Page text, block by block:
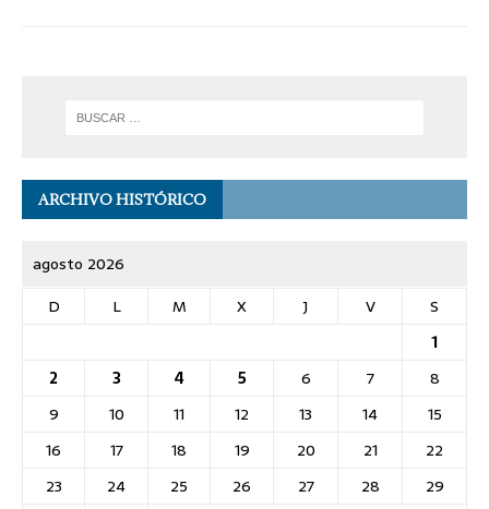
ARCHIVO HISTÓRICO
agosto 2026
D
L M X J V
S
1
2
3 4 5 6 7
8
9
10 11 12 13 14
15
16
17 18 19 20 21
22
23
24 25 26 27 28
29